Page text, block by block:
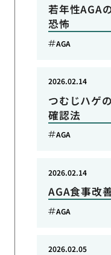
若年性AGA
恐怖
AGA
つむじハゲ
確認法
2026.02.14
AGA
AGA食事改
2026.02.14
AGA
2026.02.05